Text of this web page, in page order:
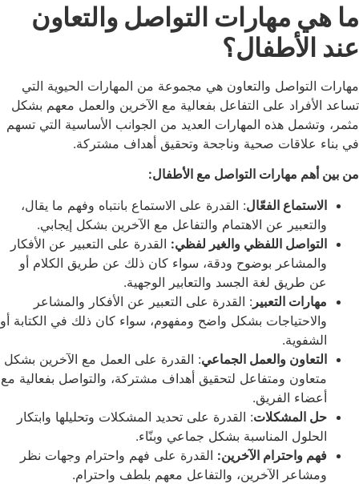
ما هي مهارات التواصل والتعاون
عند الأطفال؟
مهارات التواصل والتعاون هي مجموعة من المهارات الحيوية التي
تساعد الأفراد على التفاعل بفعالية مع الآخرين والعمل معهم بشكل
مثمر، وتشمل هذه المهارات العديد من الجوانب الأساسية التي تسهم
في بناء علاقات صحية وناجحة وتحقيق أهداف مشتركة.
من بين أهم مهارات التواصل مع الأطفال:
الاستماع الفعّال: القدرة على الاستماع بانتباه وفهم ما يقال،
والتعبير عن الاهتمام والتفاعل مع الآخرين بشكل إيجابي.
التواصل اللفظي والغير لفظي: القدرة على التعبير عن الأفكار
والمشاعر بوضوح ودقة، سواء كان ذلك عن طريق الكلام أو
عن طريق لغة الجسد والتعابير الوجهية.
مهارات التعبير : القدرة على التعبير عن الأفكار والمشاعر
والاحتياجات بشكل واضح ومفهوم، سواء كان ذلك في الكتابة أو
الشفوية.
التعاون والعمل الجماعي: القدرة على العمل مع الآخرين بشكل
متعاون ومتفاعل لتحقيق أهداف مشتركة، والتواصل بفعالية مع
أعضاء الفريق.
حل المشكلات: القدرة على تحديد المشكلات وتحليلها وابتكار
الحلول المناسبة بشكل جماعي وبنّاء.
فهم واحترام الآخرين: القدرة على فهم واحترام وجهات نظر
ومشاعر الآخرين، والتفاعل معهم بلطف واحترام.